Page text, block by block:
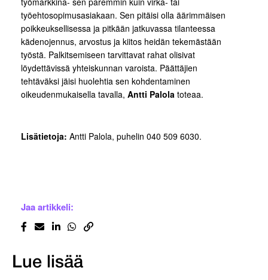
työehtosopimusasiakaan. Sen pitäisi olla äärimmäisen
poikkeuksellisessa ja pitkään jatkuvassa tilanteessa
kädenojennus, arvostus ja kiitos heidän tekemästään
työstä. Palkitsemiseen tarvittavat rahat olisivat
löydettävissä yhteiskunnan varoista. Päättäjien
tehtäväksi jäisi huolehtia sen kohdentaminen
oikeudenmukaisella tavalla, Antti Palola toteaa.
Lisätietoja: Antti Palola, puhelin 040 509 6030.
Jaa artikkeli:
Lue lisää